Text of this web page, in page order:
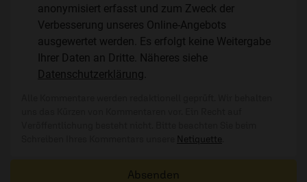
anonymisiert erfasst und zum Zweck der
Verbesserung unseres Online-Angebots
ausgewertet werden. Es erfolgt keine Weitergabe
Ihrer Daten an Dritte. Näheres siehe
Datenschutzerklärung
Netiquette
Absenden